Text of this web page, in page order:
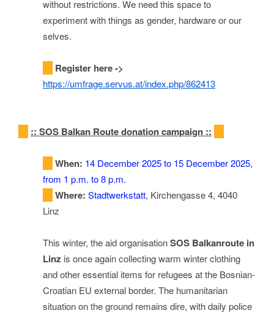
without restrictions. We need this space to
experiment with things as gender, hardware or our
selves.
Register here ->
https://umfrage.servus.at/index.php/862413
:: SOS Balkan Route donation campaign ::
When: 14 December 2025 to 15 December 2025,
from 1 p.m. to 8 p.m.
Where: Stadtwerkstatt, Kirchengasse 4, 4040
Linz
This winter, the aid organisationSOS Balkanroute in
Linz is once again collecting warm winter clothing
and other essential items for refugees at the Bosnian-
Croatian EU external border. The humanitarian
situation on the ground remains dire, with daily police